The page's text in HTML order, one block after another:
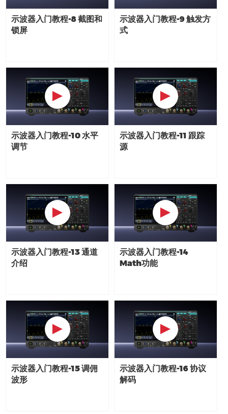
示波器入门教程-8 截图和
锁屏
示波器入门教程-9 触发方
式
示波器入门教程-10 水平
调节
示波器入门教程-11 跟踪
源
示波器入门教程-13 通道
介绍
示波器入门教程-14
Math功能
示波器入门教程-15 调佣
波形
示波器入门教程-16 协议
解码